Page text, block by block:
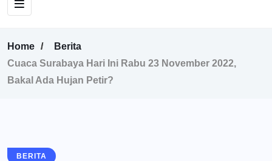
Home
Berita
Cuaca Surabaya Hari Ini Rabu 23 November 2022,
Bakal Ada Hujan Petir?
BERITA